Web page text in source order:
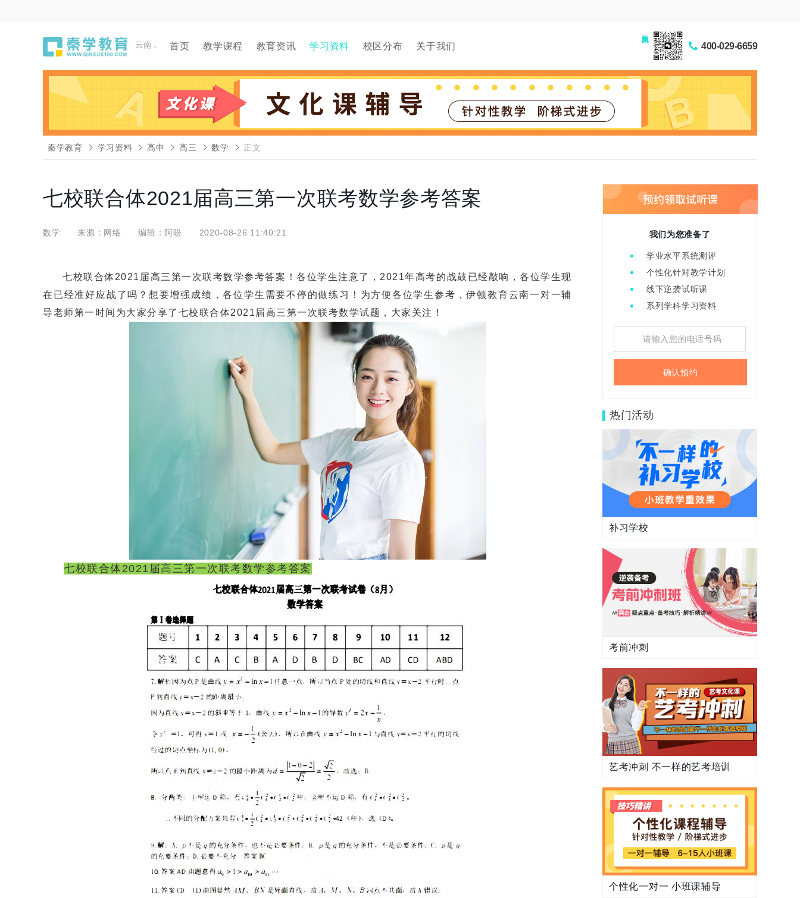
云南 首页 教学课程 教育资讯 学习资料 校区分布 关于我们 400-029-6659
秦学教育 学习资料 高中 高三 数学 正文
七校联合体2021届高三第一次联考数学参考答案
数学 来源：网络 编辑：阿盼 2020-08-26 11:40:21
七校联合体2021届高三第一次联考数学参考答案！各位学生注意了，2021年高考的战鼓已经敲响，各位学生现
在已经准好应战了吗？想要增强成绩，各位学生需要不停的做练习！为方便各位学生参考，伊顿教育云南一对一辅
导老师第一时间为大家分享了 七校联合体2021届高三第一次联考数学试题，大家关注！
七校联合体2021届高三第一次联考数学参考答案
我们为您准备了
学业水平系统测评
个性化针对教学计划
线下逆袭试听课
系列学科学习资料
确认预约
热门活动
补习学校
考前冲刺
艺考冲刺 不一样的艺考培训
个性化一对一 小班课辅导